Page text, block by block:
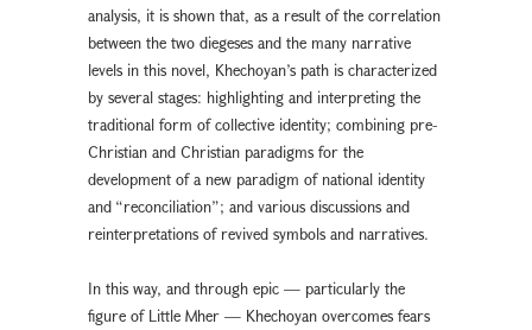
analysis, it is shown that, as a result of the correlation
between the two diegeses and the many narrative
levels in this novel, Khechoyan’s path is characterized
by several stages: highlighting and interpreting the
traditional form of collective identity; combining pre-
Christian and Christian paradigms for the
development of a new paradigm of national identity
and “reconciliation”; and various discussions and
reinterpretations of revived symbols and narratives.
In this way, and through epic — particularly the
figure of Little Mher — Khechoyan overcomes fears